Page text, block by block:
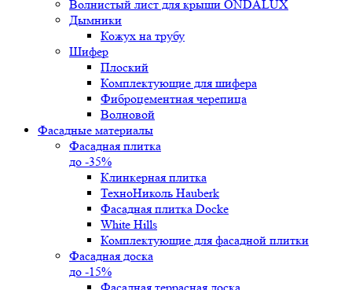
Волнистый лист для крыши ONDALUX
Дымники
Кожух на трубу
Шифер
Плоский
Комплектующие для шифера
Фиброцементная черепица
Волновой
Фасадные материалы
Фасадная плитка
до -35%
Клинкерная плитка
ТехноНиколь Hauberk
Фасадная плитка Docke
White Hills
Комплектующие для фасадной плитки
Фасадная доска
до -15%